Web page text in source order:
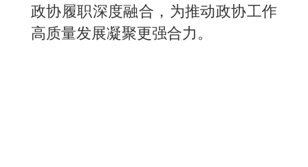
政协履职深度融合，为推动政协工作
高质量发展凝聚更强合力。